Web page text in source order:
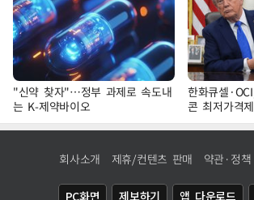
"신약 찾자"…정부 과제로 속도내
는 K-제약바이오
한화큐셀
콘 최저가격
쟁·수익성
회사소개 제휴/컨텐츠 판매 약관·정책
PC화면 제보하기 앱 다운로드